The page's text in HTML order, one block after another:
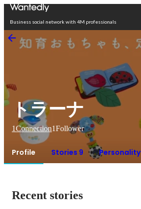
Business social network with 4M professionals
トラーナ
1Connection1Follower
Profile Stories 9 Personality
Recent stories